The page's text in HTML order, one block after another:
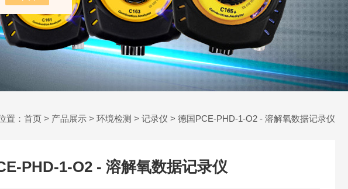
置： 首页 > 产品展示 > 环境检测 > 记录仪 > 德国PCE-PHD-1-O2 - 溶解氧数据记录仪
PHD-1-O2 - 溶解氧数据记录仪